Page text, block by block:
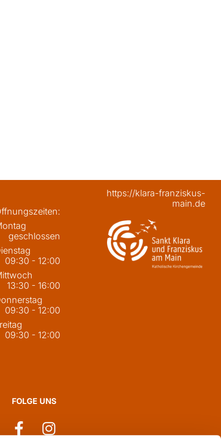
geschlossen
09:30 - 12:00
13:30 - 16:00
09:30 - 12:00
09:30 - 12:00
https://klara-franziskus-
main.de
FOLGE UNS